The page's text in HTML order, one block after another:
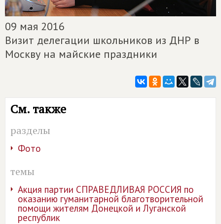
09 мая 2016
Визит делегации школьников из ДНР в
Москву на майские праздники
См. также
разделы
Фото
темы
Акция партии СПРАВЕДЛИВАЯ РОССИЯ по
оказанию гуманитарной благотворительной
помощи жителям Донецкой и Луганской
республик